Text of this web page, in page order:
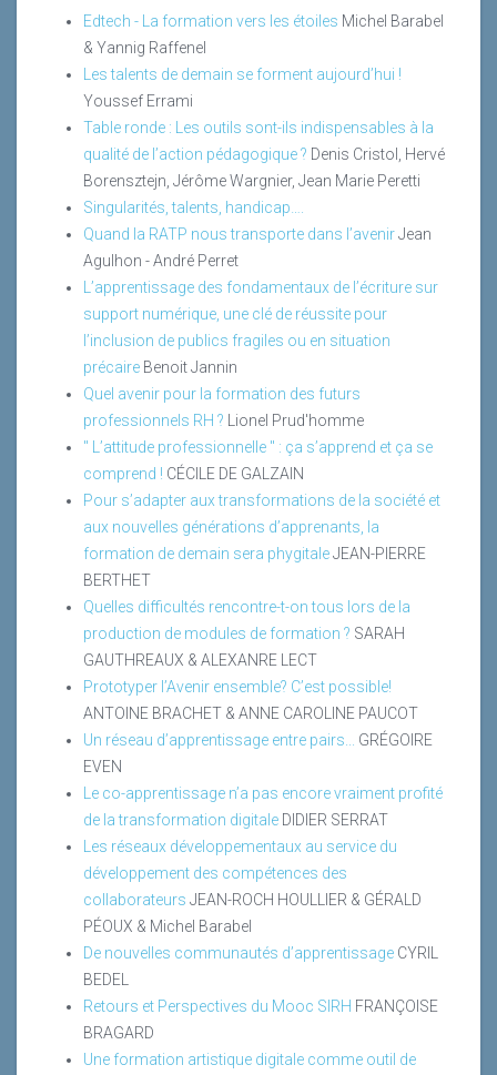
Edtech - La formation vers les étoiles Michel Barabel
& Yannig Raffenel
Les talents de demain se forment aujourd’hui !
Youssef Errami
Table ronde : Les outils sont-ils indispensables à la
qualité de l’action pédagogique ? Denis Cristol, Hervé
Borensztejn, Jérôme Wargnier, Jean Marie Peretti
Singularités, talents, handicap….
Quand la RATP nous transporte dans l’avenirJean
Agulhon - André Perret
L’apprentissage des fondamentaux de l’écriture sur
support numérique, une clé de réussite pour
l’inclusion de publics fragiles ou en situation
précaire Benoit Jannin
Quel avenir pour la formation des futurs
professionnels RH ?
Lionel Prud'homme
" L’attitude professionnelle " : ça s’apprend et ça se
comprend ! CÉCILE DE GALZAIN
Pour s’adapter aux transformations de la société et
aux nouvelles générations d’apprenants, la
formation de demain sera phygitaleJEAN-PIERRE
BERTHET
Quelles difficultés rencontre-t-on tous lors de la
production de modules de formation ? SARAH
GAUTHREAUX & ALEXANRE LECT
Prototyper l’Avenir ensemble? C’est possible!
ANTOINE BRACHET & ANNE CAROLINE PAUCOT
Un réseau d’apprentissage entre pairs...
GRÉGOIRE
EVEN
Le co-apprentissage n’a pas encore vraiment profité
de la transformation digitale DIDIER SERRAT
Les réseaux développementaux au service du
développement des compétences des
collaborateurs JEAN-ROCH HOULLIER & GÉRALD
PÉOUX & Michel Barabel
De nouvelles communautés d’apprentissage CYRIL
BEDEL
Retours et Perspectives du Mooc SIRH FRANÇOISE
BRAGARD
Une formation artistique digitale comme outil de